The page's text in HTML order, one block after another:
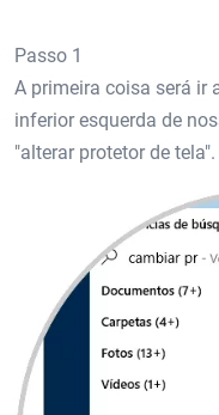
Passo 1
A primeira coisa será ir
inferior esquerda de
"alterar protetor de tela".